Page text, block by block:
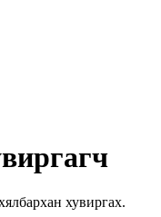
хувиргах.